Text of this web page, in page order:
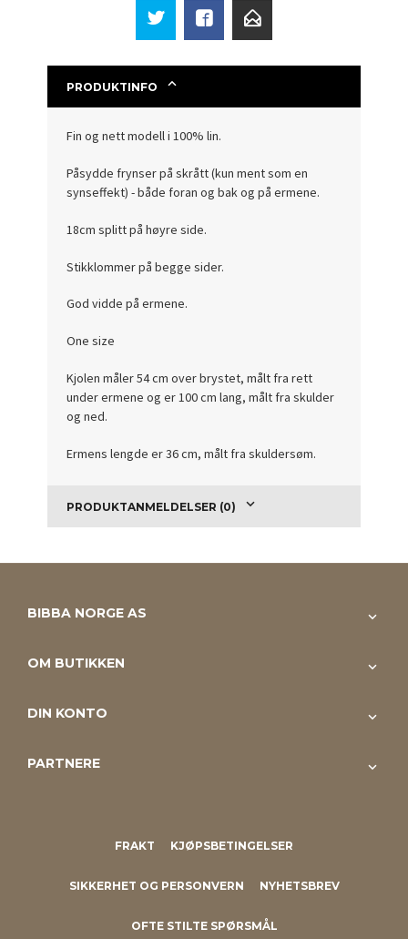
PRODUKTINFO
Fin og nett modell i 100% lin.
Påsydde frynser på skrått (kun ment som en
synseffekt) - både foran og bak og på ermene.
18cm splitt på høyre side.
Stikklommer på begge sider.
God vidde på ermene.
One size
Kjolen måler 54 cm over brystet, målt fra rett
under ermene og er 100 cm lang, målt fra skulder
og ned.
Ermens lengde er 36 cm, målt fra skuldersøm.
PRODUKTANMELDELSER (0)
BIBBA NORGE AS
OM BUTIKKEN
DIN KONTO
PARTNERE
FRAKT KJØPSBETINGELSER
SIKKERHET OG PERSONVERN NYHETSBREV
OFTE STILTE SPØRSMÅL